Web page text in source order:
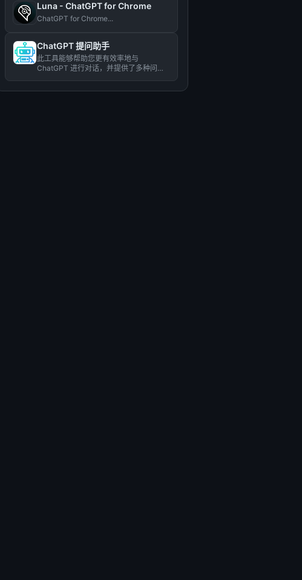
Luna - ChatGPT for Chrome
ChatGPT for Chrome...
ChatGPT 提问助手
此工具能够帮助您更有效率地与
ChatGPT 进行对话，并提供了多种问题